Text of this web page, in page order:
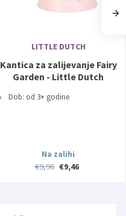
LITTLE DUTCH
Kantica za zalijevanje Fairy
Garden - Little Dutch
Dob: od 3+ godine
Na zalihi
€9,96 €9,46